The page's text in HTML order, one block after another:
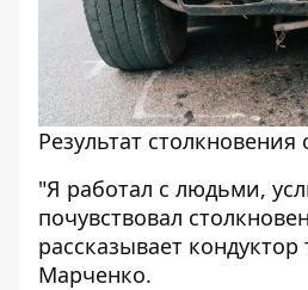
Результат столкновения
"Я работал с людьми,
почувствовал
рассказывает
Марченко.